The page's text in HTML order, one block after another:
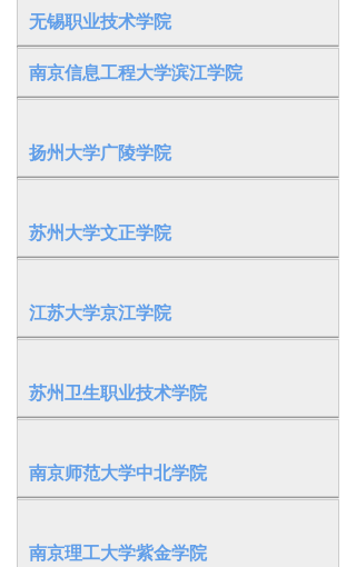
无锡职业技术学院
南京信息工程大学滨江学院
扬州大学广陵学院
苏州大学文正学院
江苏大学京江学院
苏州卫生职业技术学院
南京师范大学中北学院
南京理工大学紫金学院